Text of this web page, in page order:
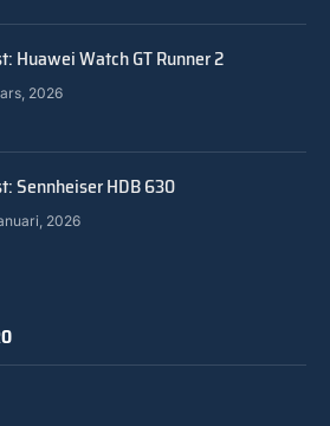
Huawei Watch GT Runner 2
2026
Sennheiser HDB 630
2026